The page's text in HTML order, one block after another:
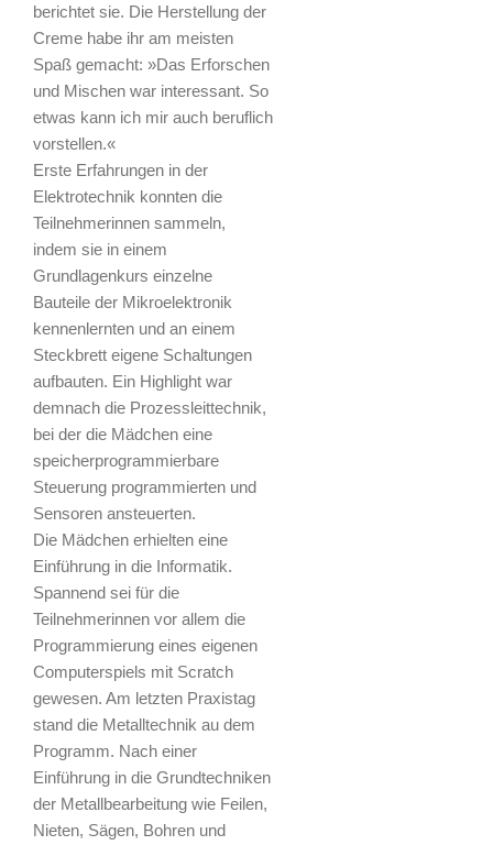
berichtet sie. Die Herstellung der
Creme habe ihr am meisten
Spaß gemacht: »Das Erforschen
und Mischen war interessant. So
etwas kann ich mir auch beruflich
vorstellen.«
Erste Erfahrungen in der
Elektrotechnik konnten die
Teilnehmerinnen sammeln,
indem sie in einem
Grundlagenkurs einzelne
Bauteile der Mikroelektronik
kennenlernten und an einem
Steckbrett eigene Schaltungen
aufbauten. Ein Highlight war
demnach die Prozessleittechnik,
bei der die Mädchen eine
speicherprogrammierbare
Steuerung programmierten und
Sensoren ansteuerten.
Die Mädchen erhielten eine
Einführung in die Informatik.
Spannend sei für die
Teilnehmerinnen vor allem die
Programmierung eines eigenen
Computerspiels mit Scratch
gewesen. Am letzten Praxistag
stand die Metalltechnik au dem
Programm. Nach einer
Einführung in die Grundtechniken
der Metallbearbeitung wie Feilen,
Nieten, Sägen, Bohren und